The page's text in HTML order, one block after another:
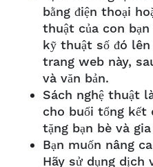
bằng điện thoại
thuật của con
kỹ thuật số đó
trang web này,
và văn bản.
Sách nghệ thuật
cho buổi tổng kết
tặng bạn bè và
Bạn muốn nâng
Hãy sử dụng dịch